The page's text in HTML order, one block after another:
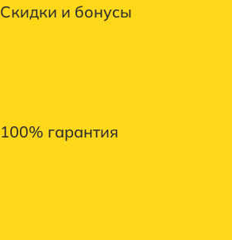
Скидки и бонусы
100% гарантия